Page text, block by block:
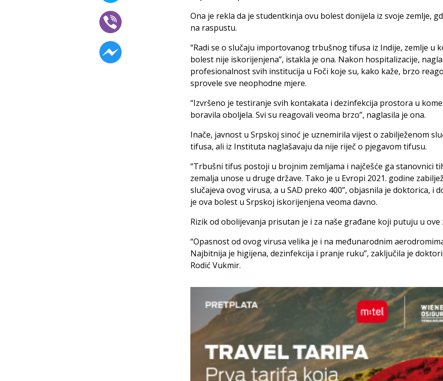
Ona je rekla da je studentkinja ovu bolest donijela iz svoje zemlje,
na raspustu.
“Radi se o slučaju importovanog trbušnog tifusa iz Indije, zemlje u
bolest nije iskorijenjena”, istakla je ona. Nakon hospitalizacije,
profesionalnost svih institucija u Foči koje su, kako kaže, brzo
sprovele sve neophodne mjere.
“Izvršeno je testiranje svih kontakata i dezinfekcija prostora u
boravila oboljela. Svi su reagovali veoma brzo”, naglasila je ona.
Inače, javnost u Srpskoj sinoć je uznemirila vijest o zabilježenom
tifusa, ali iz Instituta naglašavaju da nije riječ o pjegavom tifusu.
“Trbušni tifus postoji u brojnim zemljama i najčešće ga stanovnici
zemalja unose u druge države. Tako je u Evropi 2021. godine
slučajeva ovog virusa, a u SAD preko 400”, objasnila je doktorica, i
je ova bolest u Srpskoj iskorijenjena veoma davno.
Rizik od obolijevanja prisutan je i za naše građane koji putuju u ove
“Opasnost od ovog virusa velika je i na međunarodnim
Najbitnija je higijena, dezinfekcija i pranje ruku”, zaključila je
Rodić Vukmir.